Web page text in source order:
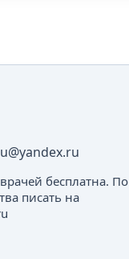
бесплатна. По
писать на